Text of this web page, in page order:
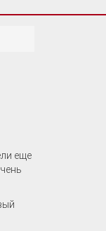
еще